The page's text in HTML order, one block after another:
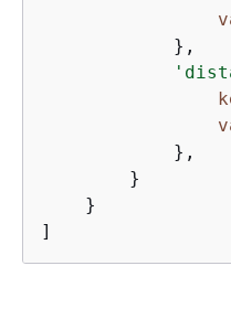
            },
            },
        }
    }
]